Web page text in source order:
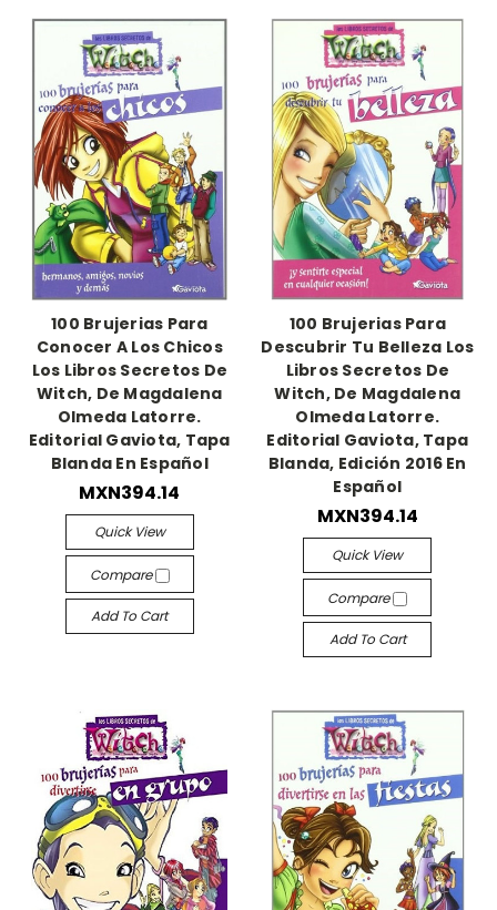
100 Brujerias Para
Conocer A Los Chicos
Los Libros Secretos De
Witch, De Magdalena
Olmeda Latorre.
Editorial Gaviota, Tapa
Blanda En Español
MXN394.14
Quick View
Compare
Add To Cart
100 Brujerias Para
Descubrir Tu Belleza Los
Libros Secretos De
Witch, De Magdalena
Olmeda Latorre.
Editorial Gaviota, Tapa
Blanda, Edición 2016 En
Español
MXN394.14
Quick View
Compare
Add To Cart